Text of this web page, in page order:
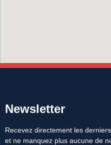
Newsletter
Recevez directement les
et ne manquez plus aucune de